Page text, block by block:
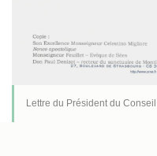
Lettre du Président du